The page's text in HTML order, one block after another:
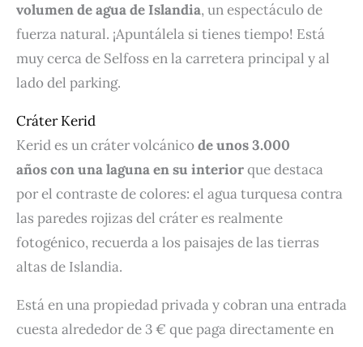
volumen de agua de Islandia, un espectáculo de
fuerza natural. ¡Apuntálela si tienes tiempo! Está
muy cerca de Selfoss en la carretera principal y al
lado del parking.
Cráter Kerid
Kerid es un cráter volcánicode unos 3.000
años con una laguna en su interiorque destaca
por el contraste de colores: el agua turquesa contra
las paredes rojizas del cráter es realmente
fotogénico, recuerda a los paisajes de las tierras
altas de Islandia.
Está en una propiedad privada y cobran una entrada
cuesta alrededor de 3 € que paga directamente en